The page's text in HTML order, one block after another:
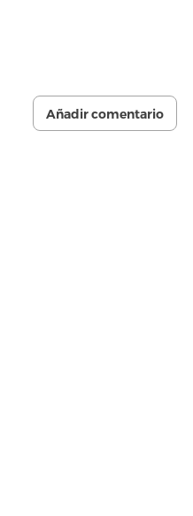
Añadir comentario